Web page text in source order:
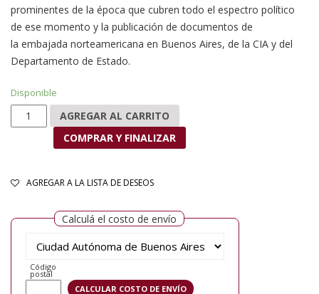
prominentes de la época que cubren todo el espectro político
de ese momento y la publicación de documentos de
la embajada norteamericana en Buenos Aires, de la CIA y del
Departamento de Estado.
Disponible
Arturo Illia: un sueño breve cantidad
AGREGAR AL CARRITO
COMPRAR Y FINALIZAR
AGREGAR A LA LISTA DE DESEOS
Calculá el costo de envío
Código
postal